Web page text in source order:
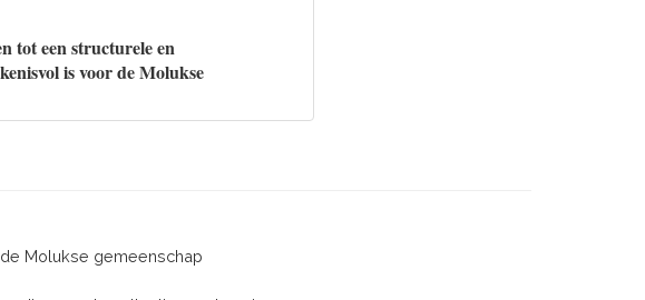
tot een structurele en
is voor de Molukse
Molukse gemeenschap